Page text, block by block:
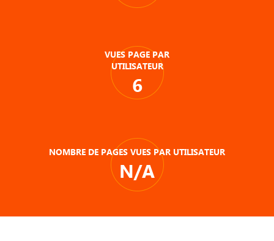
VUES PAGE PAR
UTILISATEUR
6
NOMBRE DE PAGES VUES PAR UTILISATEUR
N/A